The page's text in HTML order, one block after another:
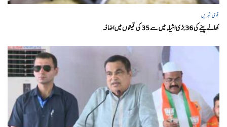
قومی خبریں
کھانے پینے کی 36 بڑی اشیاء میں سے 35 کی قیمتوں میں اضافہ